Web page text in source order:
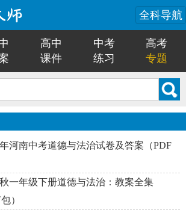
全科导航
高中 中考
高考
课件 练习 专题
年河南中考道德与法治试卷及答案（PDF
秋一年级下册道德与法治：教案全集
）